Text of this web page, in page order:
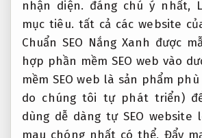
nhận diện. đáng chú ý nhất,
mục tiêu. tất cả các website
Chuẩn SEO Nắng Xanh được
hợp phần mềm SEO web vào
mềm SEO web là sản phẩm
do chúng tôi tự phát triển)
dùng dễ dàng tự SEO website
mau chóng nhất có thể, Đẩy